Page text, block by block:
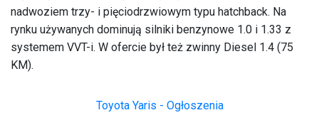
nadwoziem trzy- i pięciodrzwiowym typu hatchback. Na
rynku używanych dominują silniki benzynowe 1.0 i 1.33 z
systemem VVT-i. W ofercie był też zwinny Diesel 1.4 (75
KM).
Toyota Yaris - Ogłoszenia